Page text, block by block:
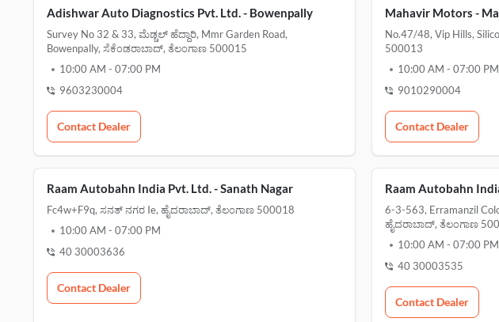
Adishwar Auto Diagnostics Pvt. Ltd. - Bowenpally
Survey No 32 & 33, ಮೆಡ್ಚಲ್ ಹೆದ್ದಾರಿ, Mmr Garden Road,
Bowenpally, ಸೆಕೆಂಡರಾಬಾದ್, ತೆಲಂಗಾಣ 500015
10:00 AM - 07:00 PM
9603230004
Contact Dealer
Mahavir Motors -
No.47/48, Vip Hills,
500013
10:00 AM - 07:00 PM
9010290004
Contact Dealer
Raam Autobahn India Pvt. Ltd. - Sanath Nagar
Fc4w+f9q, ಸನತ್ ನಗರ Ie, ಹೈದರಾಬಾದ್, ತೆಲಂಗಾಣ 500018
10:00 AM - 07:00 PM
40 30003636
Contact Dealer
Raam Autobahn
6-3-563, Erramanzil
ಹೈದರಾಬಾದ್, ತೆಲಂಗಾಣ
10:00 AM - 07:00 PM
40 30003535
Contact Dealer